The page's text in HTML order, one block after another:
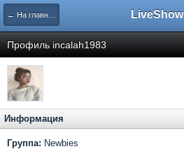
← На главную LiveShow
Профиль incalah1983
Информация
Группа: Newbies